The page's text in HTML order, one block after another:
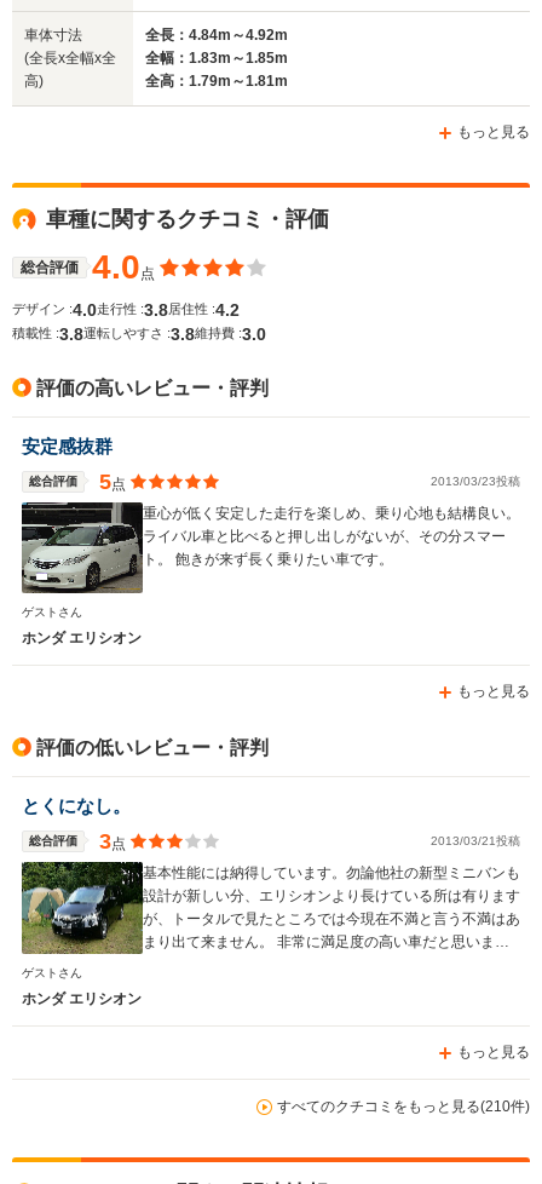
WLTCモード
燃費
車体寸法
(全長x全幅x全
高)
全長：4.84m～4.92m
全幅：1.83m～1.85m
全高：1.79m～1.81m
もっと見る
車種に関するクチコミ・評価
総合評価 4.0点
デザイン :4.0走行性 :3.8 居住性 :4.2
積載性 :3.8運転しやすさ :3.8維持費 :3.0
評価の高いレビュー・評判
安定感抜群
総合評価 5点 2013/03/23投稿
重心が低く安定した走行を楽しめ、乗り心地も結構良い。
ライバル車と比べると押し出しがないが、その分スマー
ト。 飽きが来ず長く乗りたい車です。
ゲストさん
ホンダ エリシオン
もっと見る
評価の低いレビュー・評判
とくになし。
総合評価 3点 2013/03/21投稿
基本性能には納得しています。勿論他社の新型ミニバンも
設計が新しい分、エリシオンより長けている所は有ります
が、トータルで見たところでは今現在不満と言う不満はあ
まり出て来ません。 非常に満足度の高い車だと思いま
ゲストさん
ホンダ エリシオン
もっと見る
すべてのクチコミをもっと見る(210件)